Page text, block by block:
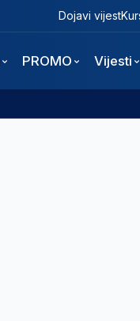
Dojavi vijest
PROMO Vijesti